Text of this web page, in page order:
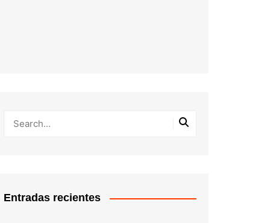
Entradas recientes